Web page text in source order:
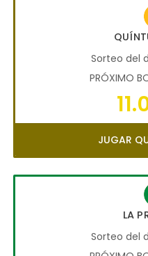
Sorteo del
PRÓXIMO
JUGAR
LA
Sorteo del